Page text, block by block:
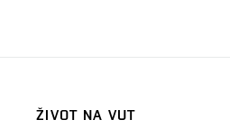
ŽIVOT NA VUT